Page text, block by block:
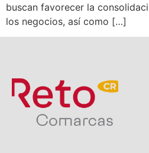
buscan favorecer la
los negocios, así como […]